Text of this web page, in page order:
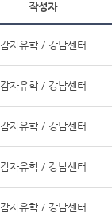
작성자
감자유학 / 강남센터
감자유학 / 강남센터
감자유학 / 강남센터
감자유학 / 강남센터
감자유학 / 강남센터